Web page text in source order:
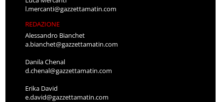
l.mercanti@gazzettamatin.com
REDAZIONE
Alessandro Bianchet
a.bianchet@gazzettamatin.com
Danila Chenal
d.chenal@gazzettamatin.com
Erika David
e.david@gazzettamatin.com